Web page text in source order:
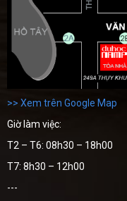
>> Xem trên Google Map
Giờ làm việc:
T2 – T6: 08h30 – 18h00
T7: 8h30 – 12h00
---